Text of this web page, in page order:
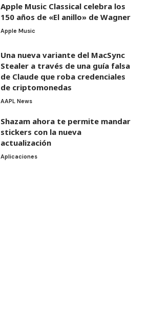
Apple Music Classical celebra los
150 años de «El anillo» de Wagner
Apple Music
Una nueva variante del MacSync
Stealer a través de una guía falsa
de Claude que roba credenciales
de criptomonedas
AAPL News
Shazam ahora te permite mandar
stickers con la nueva
actualización
Aplicaciones